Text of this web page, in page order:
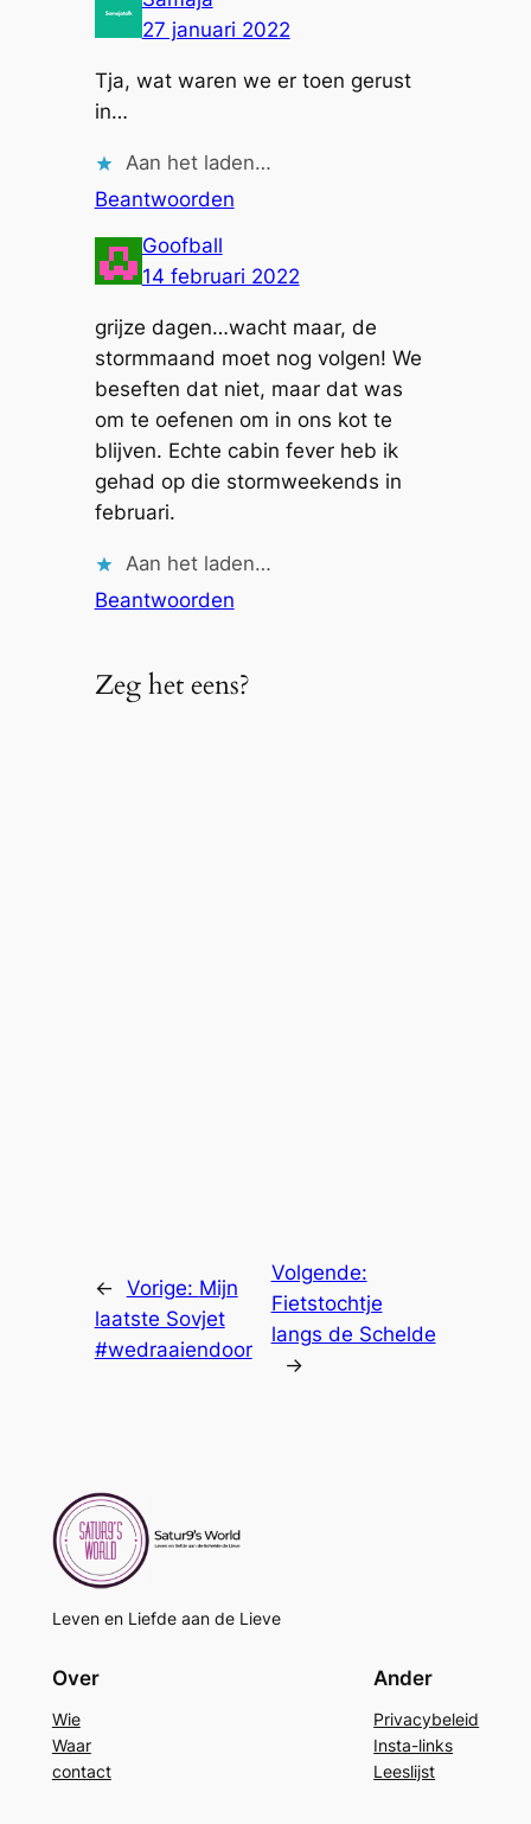
27 januari 2022
Tja, wat waren we er toen gerust
in…
Aan het laden…
Beantwoorden
Goofball
14 februari 2022
grijze dagen…wacht maar, de
stormmaand moet nog volgen! We
beseften dat niet, maar dat was
om te oefenen om in ons kot te
blijven. Echte cabin fever heb ik
gehad op die stormweekends in
februari.
Aan het laden…
Beantwoorden
Zeg het eens?
← Vorige: Mijn
laatste Sovjet
#wedraaiendoor
Volgende:
Fietstochtje
langs de Schelde
→
Leven en Liefde aan de Lieve
Over
Wie
Waar
contact
Ander
Privacybeleid
Insta-links
Leeslijst